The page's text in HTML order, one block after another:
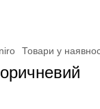
Товари у